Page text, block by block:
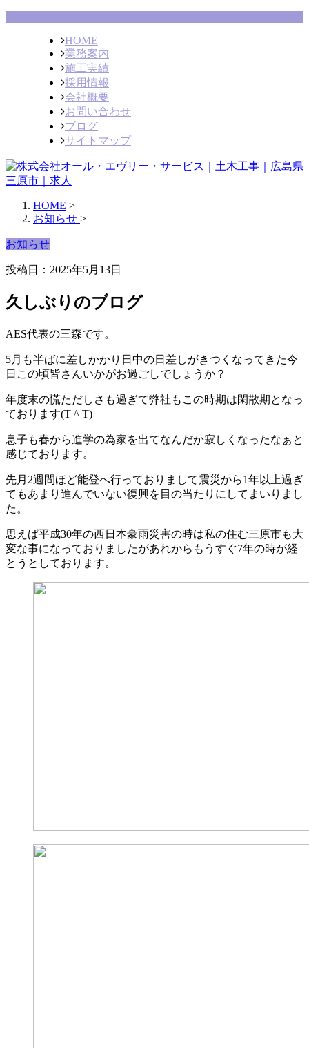
HOME
業務案内
施工実績
採用情報
会社概要
お問い合わせ
ブログ
サイトマップ
HOME >
お知らせ >
お知らせ
投稿日：2025年5月13日
久しぶりのブログ
AES代表の三森です。
5月も半ばに差しかかり日中の日差しがきつくなってきた今
日この頃皆さんいかがお過ごしでしょうか？
年度末の慌ただしさも過ぎて弊社もこの時期は閑散期となっ
ております(T ^ T)
息子も春から進学の為家を出てなんだか寂しくなったなぁと
感じております。
先月2週間ほど能登へ行っておりまして震災から1年以上過ぎ
てもあまり進んでいない復興を目の当たりにしてまいりまし
た。
思えば平成30年の西日本豪雨災害の時は私の住む三原市も大
変な事になっておりましたがあれからもうすぐ7年の時が経
とうとしております。